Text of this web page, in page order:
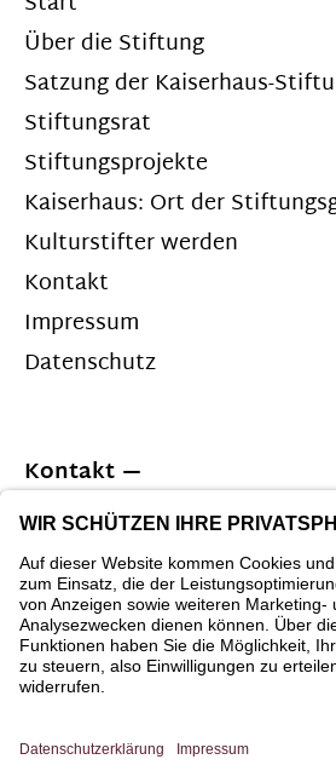
Über die Stiftung
Satzung der Kaiserhaus-
Stiftungsrat
Stiftungsprojekte
Kaiserhaus: Ort der
Kulturstifter werden
Kontakt
Impressum
Datenschutz
Kontakt
Kaiserhausstiftung Heinz
Andreasplatz 20
31134 Hildesheim
Telefon 05121 65009
E-Mail